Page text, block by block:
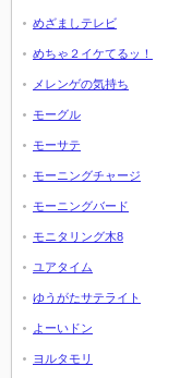
めざましテレビ
めちゃ２イケてるッ！
メレンゲの気持ち
モーグル
モーサテ
モーニングチャージ
モーニングバード
モニタリング木8
ユアタイム
ゆうがたサテライト
よーいドン
ヨルタモリ